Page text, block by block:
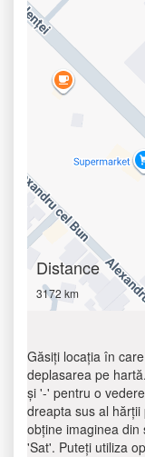
Distance
3172 km
Găsiți locația în
deplasarea pe
și '-' pentru o
dreapta sus al
obține imaginea din
'Sat'. Puteți utiliza